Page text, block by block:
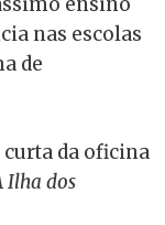
nas escolas
de
da oficina
Ilha dos